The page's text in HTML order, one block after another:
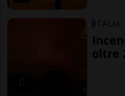
ITALIA
oltre